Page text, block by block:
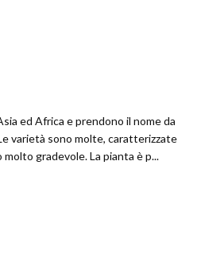
ed Africa e prendono il nome da
varietà sono molte, caratterizzate
gradevole. La pianta è p...